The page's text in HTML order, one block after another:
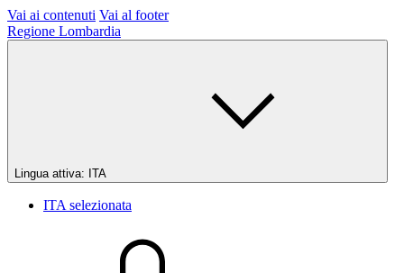
Vai ai contenuti Vai al footer
Regione Lombardia
Lingua attiva: ITA
ITA selezionata